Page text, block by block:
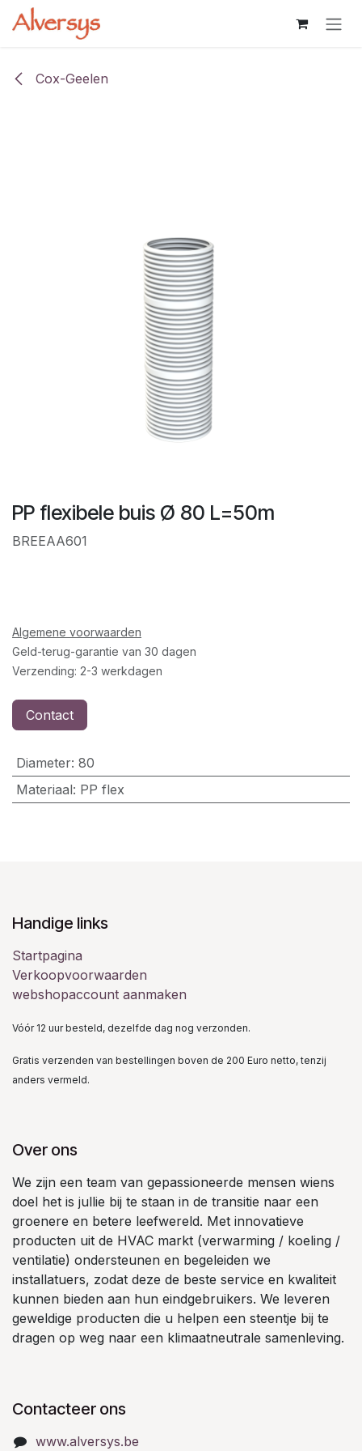
Overslaan naar inhoud
Cox-Geelen
PP flexibele buis Ø 80 L=50m
BREEAA601
Algemene voorwaarden
Geld-terug-garantie van 30 dagen
Verzending: 2-3 werkdagen
Contact
Diameter: 80
Materiaal: PP flex
Handige links
Startpagina
Verkoopvoorwaarden
webshopaccount aanmaken
Vóór 12 uur besteld, dezelfde dag nog verzonden.
Gratis verzenden van bestellingen boven de 200 Euro netto, tenzij
anders vermeld.
Over ons
We zijn een team van gepassioneerde mensen wiens
doel het is jullie bij te staan in de transitie naar een
groenere en betere leefwereld. Met innovatieve
producten uit de HVAC markt (verwarming / koeling /
ventilatie) ondersteunen en begeleiden we
installatuers, zodat deze de beste service en kwaliteit
kunnen bieden aan hun eindgebruikers. We leveren
geweldige producten die u helpen een steentje bij te
dragen op weg naar een klimaatneutrale samenleving.
Contacteer ons
www.alversys.be